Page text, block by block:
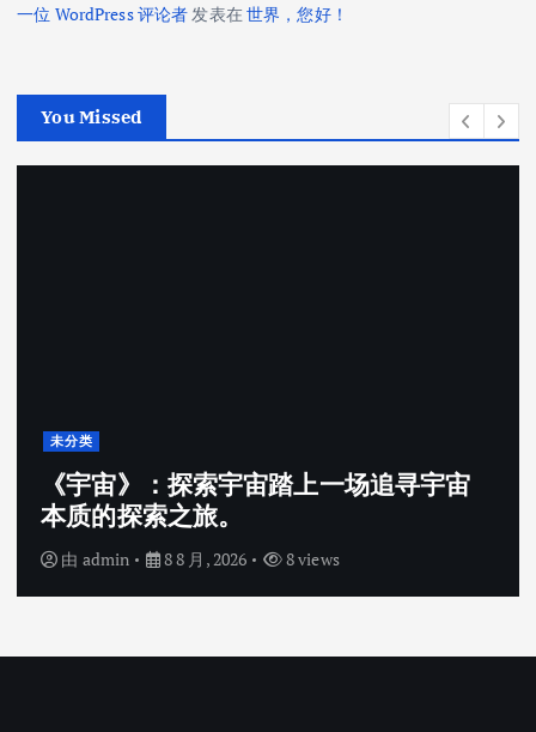
一位 WordPress 评论者发表在世界，您好！
You Missed
未分类
《宇宙》：探索宇宙踏上一场追寻宇宙
本质的探索之旅。
由 admin 8 8 月, 2026 8 views